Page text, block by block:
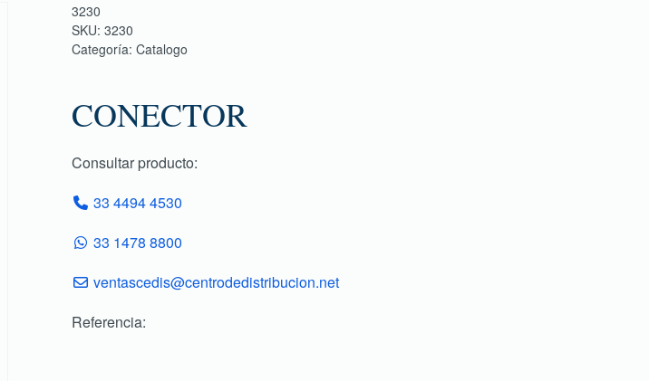
3230
SKU: 3230
Categoría: Catalogo
CONECTOR
Consultar producto:
33 4494 4530
33 1478 8800
ventascedis@centrodedistribucion.net
Referencia: